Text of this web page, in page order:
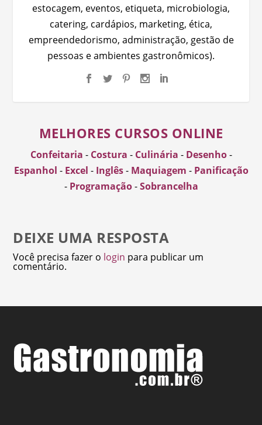
estocagem, eventos, etiqueta, microbiologia,
catering, cardápios, marketing, ética,
empreendedorismo, administração, gestão de
pessoas e ambientes gastronômicos).
MELHORES CURSOS ONLINE
Confeitaria - Costura - Culinária - Desenho-
Espanhol - Excel - Inglês- Maquiagem - Panificação
- Programação-Sobrancelha
DEIXE UMA RESPOSTA
Você precisa fazer o login para publicar um
comentário.